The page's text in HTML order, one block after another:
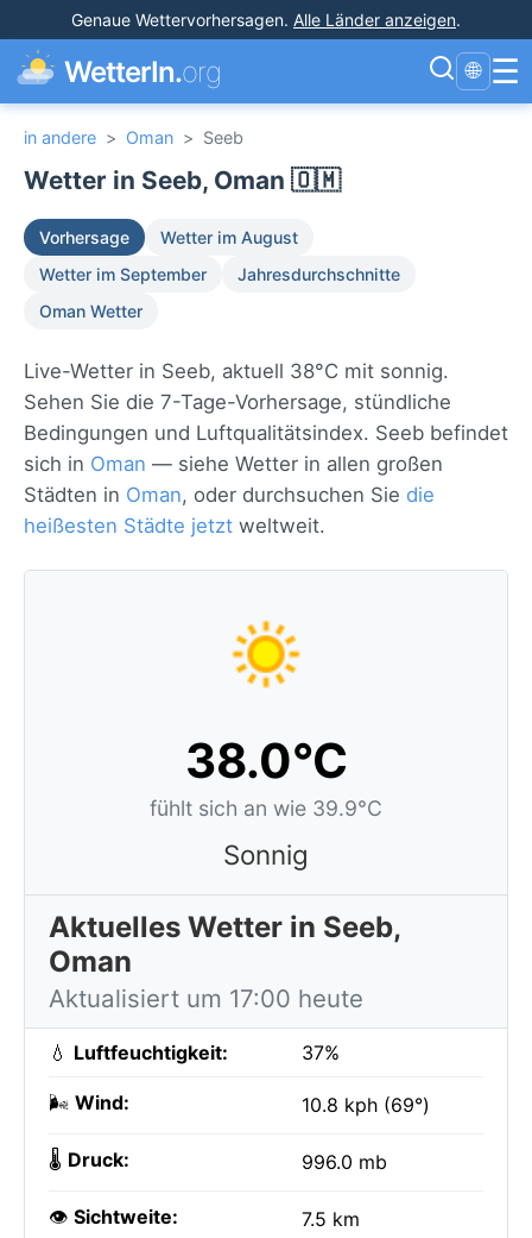
Genaue Wettervorhersagen. Alle Länder anzeigen.
WetterIn.org 🌐 ☰
in andere > Oman > Seeb
Wetter in Seeb, Oman 🇴🇲
Vorhersage
Wetter im August
Wetter im September
Jahresdurchschnitte
Oman Wetter
Live-Wetter in Seeb, aktuell 38°C mit sonnig.
Sehen Sie die 7-Tage-Vorhersage, stündliche
Bedingungen und Luftqualitätsindex. Seeb befindet
sich in Oman — siehe Wetter in allen großen
Städten in Oman, oder durchsuchen Sie die
heißesten Städte jetzt weltweit.
38.0°C
fühlt sich an wie 39.9°C
Sonnig
Aktuelles Wetter in Seeb,
Oman
Aktualisiert um 17:00 heute
💧 Luftfeuchtigkeit: 37%
🌬️ Wind: 10.8 kph (69°)
🌡️ Druck: 996.0 mb
👁️ Sichtweite: 7.5 km